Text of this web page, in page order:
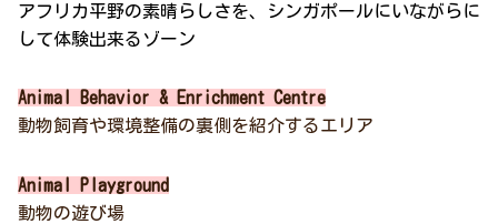
アフリカ平野の素晴らしさを、シンガポールにいながらに
して体験出来るゾーン
Animal Behavior & Enrichment Centre
動物飼育や環境整備の裏側を紹介するエリア
Animal Playground
動物の遊び場